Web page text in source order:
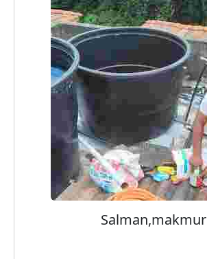
Salman,makmur